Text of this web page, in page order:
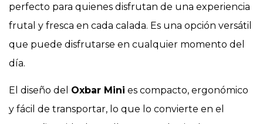
perfecto para quienes disfrutan de una experiencia
frutal y fresca en cada calada. Es una opción versátil
que puede disfrutarse en cualquier momento del
día.
El diseño del Oxbar Mini es compacto, ergonómico
y fácil de transportar, lo que lo convierte en el